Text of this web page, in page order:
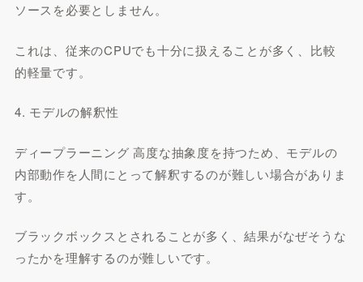
ソースを必要としません。
これは、従来のCPUでも十分に扱えることが多く、比較
的軽量です。
4. モデルの解釈性
ディープラーニング 高度な抽象度を持つため、モデルの
内部動作を人間にとって解釈するのが難しい場合がありま
す。
ブラックボックスとされることが多く、結果がなぜそうな
ったかを理解するのが難しいです。